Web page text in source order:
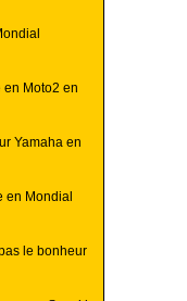
en Moto2 en
Yamaha en
en Mondial
le bonheur